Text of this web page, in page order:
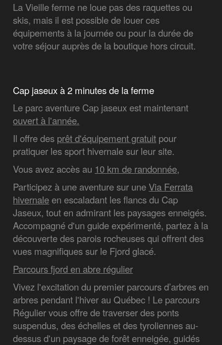
La Vieille ferme ne loue pas des raquettes ou
skis, mais il est possible de louer ces
équipements à la journée ou pour la durée de
votre séjour auprès de la boutique hors circuit.
Cap jaseux à 2 minutes de la ferme
Le parc aventure Cap jaseux est maintenant
ouvert à l'année.
Il offre des prêt d'équipement gratuit pour
pratiquer les sport hivernale sur leur site.
Vous avez accès au 10 km de randonnée,
Participez à une aventure sur uneVia Ferrata
hivernale en escaladant les flancs du Cap
Jaseux, tout en admirant les paysages enneigés.
Accompagné d'un guide expérimenté, partez à la
découverte des parois rocheuses qui offrent des
vues magnifiques sur le Fjord glacé.
Parcours fjord en abre régulier
Vivez l'excitation du premier parcours d’arbres en
arbres pendant l'hiver au Québec ! Le parcours
Régulier vous offre de traverser des ponts
suspendus, des échelles et des tyroliennes au-
dessus d'un paysage de forêt enneigée, guidés